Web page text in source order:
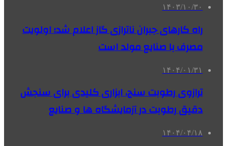
۱۴۰۳/۱۰/۳۰
راه کارهای جبران ناترازی گاز اعلام شد؛ اولویت
مصرف با صنایع مولد است
۱۴۰۴/۰۱/۳۱
ترازوی رطوبت سنج، ابزاری کلیدی برای سنجش
دقیق رطوبت در آزمایشگاه ها و صنایع
۱۴۰۴/۰۴/۱۸